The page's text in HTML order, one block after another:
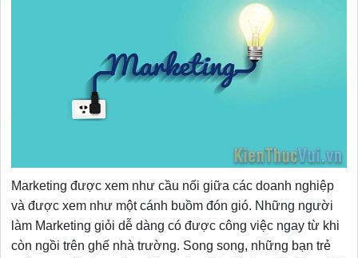
Marketing được xem như cầu nối giữa các doanh nghiệp
và được xem như một cánh buồm đón gió. Những người
làm Marketing giỏi dễ dàng có được công việc ngay từ khi
còn ngồi trên ghế nhà trường. Song song, những bạn trẻ